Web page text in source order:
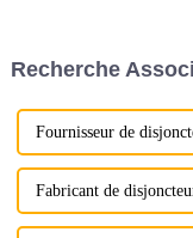
de recyclage. Construit
Recherche
Fournisseur de
Fabricant de